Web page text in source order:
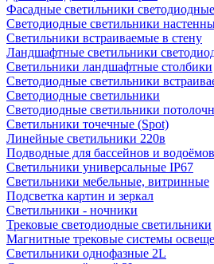
Фасадные светильники светодиодные
Светодиодные светильники
Светильники встраиваемые в стену
Ландшафтные светильники
Светильники ландшафтные столбики
Светодиодные светильники
Светодиодные светильники
Светодиодные светильники
Светильники точечные (Spot)
Линейные светильники 220в
Подводные для бассейнов и водоёмов
Светильники универсальные IP67
Светильники мебельные, витринные
Подсветка картин и зеркал
Светильники - ночники
Трековые светодиодные светильники
Магнитные трековые системы
Светильники однофазные 2L